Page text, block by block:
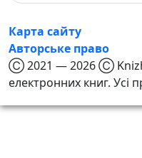
Карта сайту
Авторське право
Ⓒ 2021 — 2026 Ⓒ
електронних книг. Усі